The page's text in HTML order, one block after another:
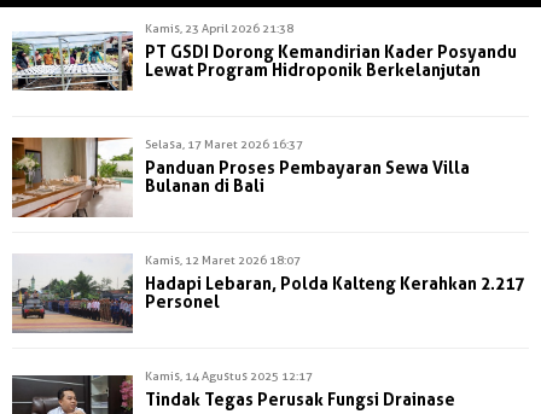
Kamis, 23 April 2026 21:38
PT GSDI Dorong Kemandirian Kader Posyandu
Lewat Program Hidroponik Berkelanjutan
Selasa, 17 Maret 2026 16:37
Panduan Proses Pembayaran Sewa Villa
Bulanan di Bali
Kamis, 12 Maret 2026 18:07
Hadapi Lebaran, Polda Kalteng Kerahkan 2.217
Personel
Kamis, 14 Agustus 2025 12:17
Tindak Tegas Perusak Fungsi Drainase